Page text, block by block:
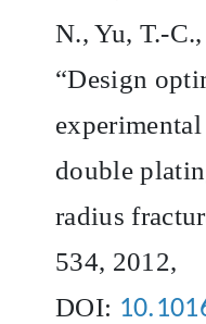
N., Yu, T.-
“Design
double
radius
534, 2012,
DOI: